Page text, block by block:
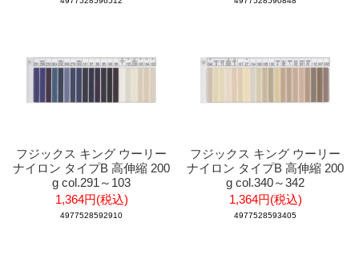
フジックス キング ウーリー
ナイロン タイプB 高伸縮 200
g col.291～103
1,364円(税込)
4977528592910
フジックス キング ウーリー
ナイロン タイプB 高伸縮 200
g col.340～342
1,364円(税込)
4977528593405